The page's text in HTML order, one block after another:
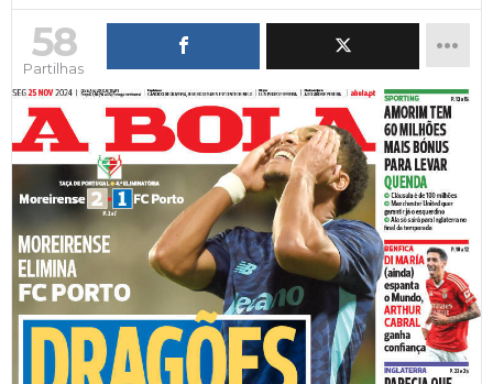
58
Partilhas